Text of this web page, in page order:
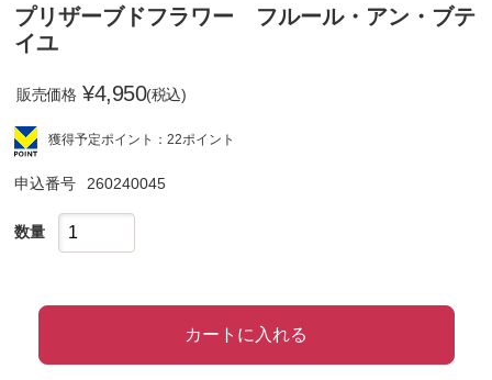
プリザーブドフラワー フルール・アン・ブテ
イユ
販売価格 ¥4,950(税込)
獲得予定ポイント：22ポイント
申込番号 260240045
数量
カートに入れる